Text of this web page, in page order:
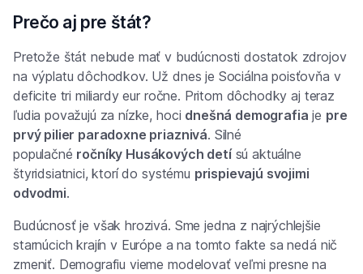
Prečo aj pre štát?
Pretože štát nebude mať v budúcnosti dostatok zdrojov
na výplatu dôchodkov. Už dnes je Sociálna poisťovňa v
deficite tri miliardy eur ročne. Pritom dôchodky aj teraz
ľudia považujú za nízke, hoci dnešná demografia je pre
prvý pilier paradoxne priaznivá. Silné
populačné ročníky Husákových detísú aktuálne
štyridsiatnici, ktorí do systému prispievajú svojimi
odvodmi.
Budúcnosť je však hrozivá. Sme jedna z najrýchlejšie
starnúcich krajín v Európe a na tomto fakte sa nedá nič
zmeniť. Demografiu vieme modelovať veľmi presne na